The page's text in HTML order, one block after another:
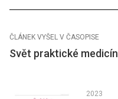
ČLÁNEK VYŠEL V ČASOPISE
Svět praktické
2023